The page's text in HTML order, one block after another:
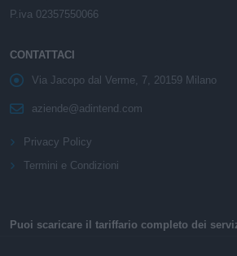
P.iva 02357550066
CONTATTACI
Via Jacopo dal Verme, 7, 20159 Milano
aziende@adintend.com
Privacy Policy
Termini e Condizioni
Puoi scaricare il tariffario completo dei